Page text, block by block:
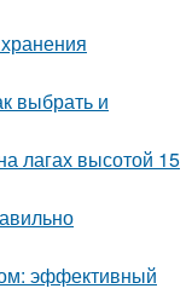
выбрать и
лагах высотой 15
эффективный